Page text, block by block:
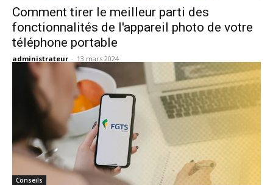
Comment tirer le meilleur parti des
fonctionnalités de l'appareil photo de votre
téléphone portable
administrateur - 13 mars 2024
Conseils